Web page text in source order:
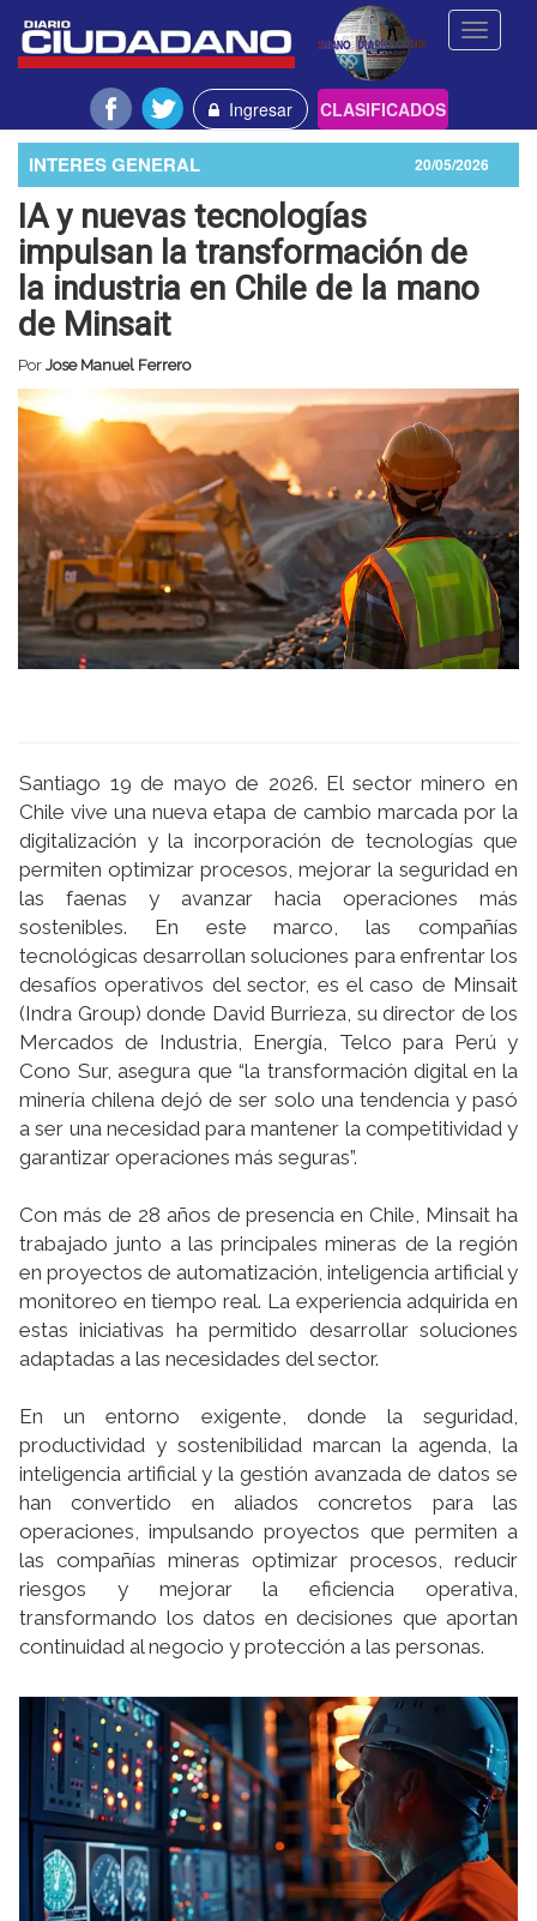
Toggle
Ingresar CLASIFICADOS
INTERES GENERAL 20/05/2026
IA y nuevas tecnologías
impulsan la transformación de
la industria en Chile de la mano
de Minsait
Por Jose Manuel Ferrero
Santiago 19 de mayo de 2026. El sector minero en
Chile vive una nueva etapa de cambio marcada por la
digitalización y la incorporación de tecnologías que
permiten optimizar procesos, mejorar la seguridad en
las faenas y avanzar hacia operaciones más
sostenibles. En este marco, las compañías
tecnológicas desarrollan soluciones para enfrentar los
desafíos operativos del sector, es el caso de Minsait
(Indra Group) donde David Burrieza, su director de los
Mercados de Industria, Energía, Telco para Perú y
Cono Sur, asegura que “la transformación digital en la
minería chilena dejó de ser solo una tendencia y pasó
a ser una necesidad para mantener la competitividad y
garantizar operaciones más seguras”.
Con más de 28 años de presencia en Chile, Minsait ha
trabajado junto a las principales mineras de la región
en proyectos de automatización, inteligencia artificial y
monitoreo en tiempo real. La experiencia adquirida en
estas iniciativas ha permitido desarrollar soluciones
adaptadas a las necesidades del sector.
En un entorno exigente, donde la seguridad,
productividad y sostenibilidad marcan la agenda, la
inteligencia artificial y la gestión avanzada de datos se
han convertido en aliados concretos para las
operaciones, impulsando proyectos que permiten a
las compañías mineras optimizar procesos, reducir
riesgos y mejorar la eficiencia operativa,
transformando los datos en decisiones que aportan
continuidad al negocio y protección a las personas.